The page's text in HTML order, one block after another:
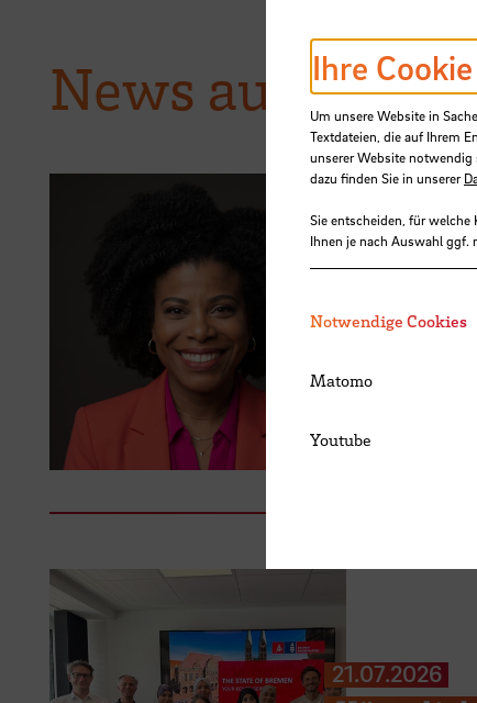
News aus der
03.08.2026
für Dr.
21.07.2026
Ihre
Um unsere Website in
Textdateien, die auf Ihrem
unserer Website notwendig
dazu finden Sie in unserer
Sie entscheiden, für
Ihnen je nach Auswahl ggf.
Notwendige Cookies
Matomo
Youtube